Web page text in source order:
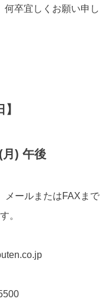
何卒宜しくお願い申し
) 午後
メールまたはFAXまで
。